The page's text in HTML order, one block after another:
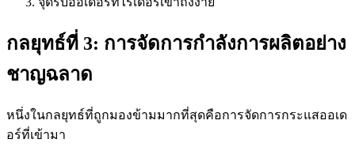
กลยุทธ์ที่ 3: การจัดการกำลังการผลิตอย่าง
ชาญฉลาด
หนึ่งในกลยุทธ์ที่ถูกมองข้ามมากที่สุดคือการจัดการกระแสออเด
อร์ที่เข้ามา